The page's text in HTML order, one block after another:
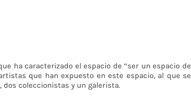
ha caracterizado el espacio de “ser un espacio de
que han expuesto en este espacio, al que se
dos coleccionistas y un galerista.